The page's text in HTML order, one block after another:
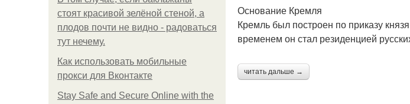
стоят красивой зелёной стеной, а
плодов почти не видно - радоваться
тут нечему.
Как использовать мобильные
прокси для Вконтакте
Stay Safe and Secure Online with the
Основание Кремля
Кремль был построен по приказу
временем он стал резиденцией
читать дальше →